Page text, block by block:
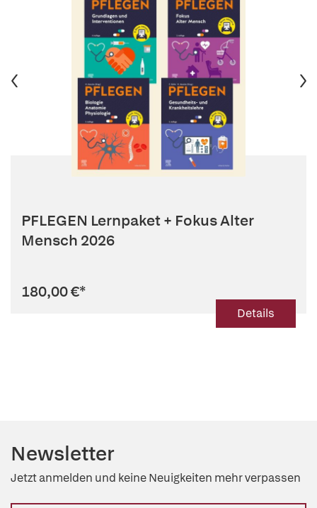
PFLEGEN Lernpaket + Fokus Alter
Mensch 2026
180,00 €*
Details
Newsletter
Jetzt anmelden und keine Neuigkeiten mehr verpassen